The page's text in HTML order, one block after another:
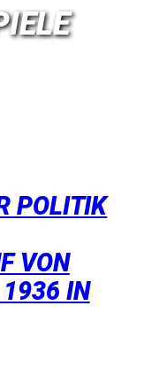
POLITIK
VON
1936 IN